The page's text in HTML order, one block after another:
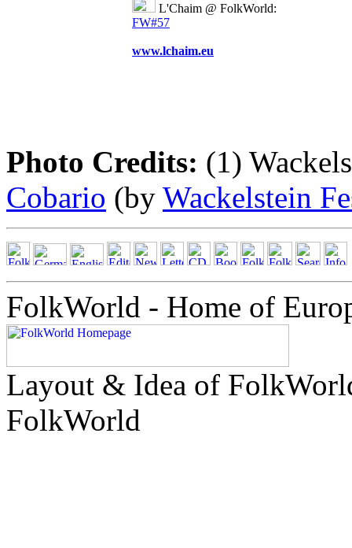
L'Chaim @ FolkWorld:
FW#57
www.lchaim.eu
Photo Credits: (1)
Cobario (by Wackelstein
FolkWorld - Home of
Layout & Idea of
FolkWorld